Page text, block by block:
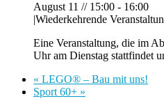
August 11 // 15:00 - 16:00
|Wiederkehrende
Eine Veranstaltung, die im
Uhr am Dienstag stattfindet
« LEGO® – Bau mit uns!
Sport 60+ »